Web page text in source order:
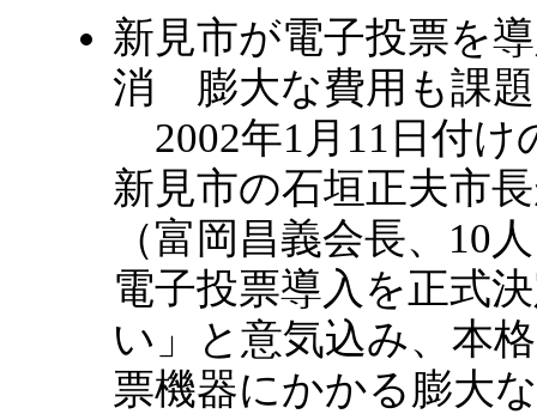
新見市が電子投票を
消 膨大な費用も課題
2002年1月11日付け
新見市の石垣正夫市
（富岡昌義会長、10
電子投票導入を正式
い」と意気込み、本
票機器にかかる膨大